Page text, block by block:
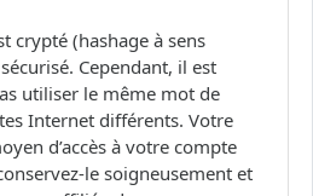
crypté (hashage à sens
Cependant, il est
utiliser le même mot de
Internet différents. Votre
d’accès à votre compte
le soigneusement et